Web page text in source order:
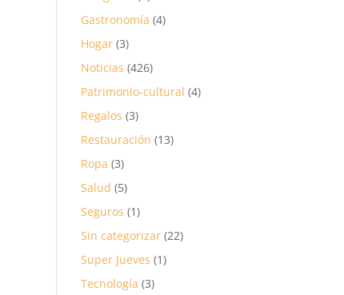
Gastronomía (4)
Hogar (3)
Noticias (426)
Patrimonio-cultural (4)
Regalos (3)
Restauración (13)
Ropa (3)
Salud (5)
Seguros (1)
Sin categorizar (22)
Super Jueves (1)
Tecnología (3)